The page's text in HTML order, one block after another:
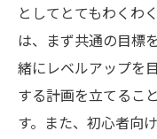
としてとてもわくわ
は、まず共通の目標
緒にレベルアップを
する計画を立てるこ
す。また、初心者向